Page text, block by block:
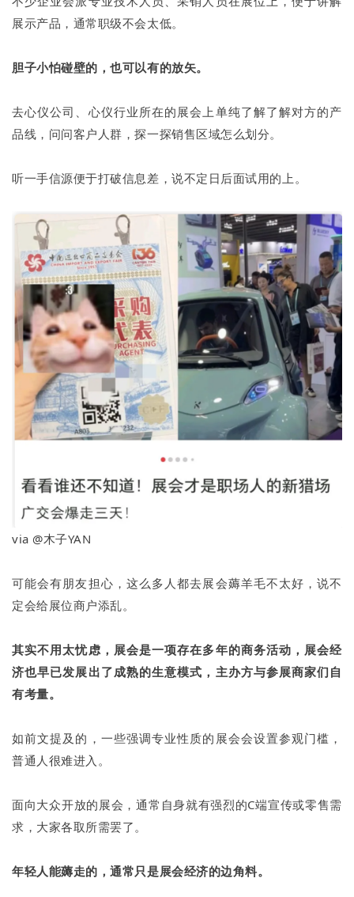
展示产品，通常职级不会太低。
胆子小怕碰壁的，也可以有的放矢。
去心仪公司、心仪行业所在的展会上单纯了解了解对方的产
品线，问问客户人群，探一探销售区域怎么划分。
听一手信源便于打破信息差，说不定日后面试用的上。
via @木子YAN
可能会有朋友担心，这么多人都去展会薅羊毛不太好，说不
定会给展位商户添乱。
其实不用太忧虑，展会是一项存在多年的商务活动，展会经
济也早已发展出了成熟的生意模式，主办方与参展商家们自
有考量。
如前文提及的，一些强调专业性质的展会会设置参观门槛，
普通人很难进入。
面向大众开放的展会，通常自身就有强烈的C端宣传或零售需
求，大家各取所需罢了。
年轻人能薅走的，通常只是展会经济的边角料。